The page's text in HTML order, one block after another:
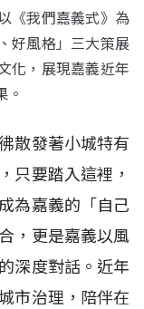
《我們嘉義式》為
好風格」三大策展
化，展現嘉義近年
。
散發著小城特有
只要踏入這裡，
為嘉義的「自己
，更是嘉義以風
深度對話。近年
市治理，陪伴在